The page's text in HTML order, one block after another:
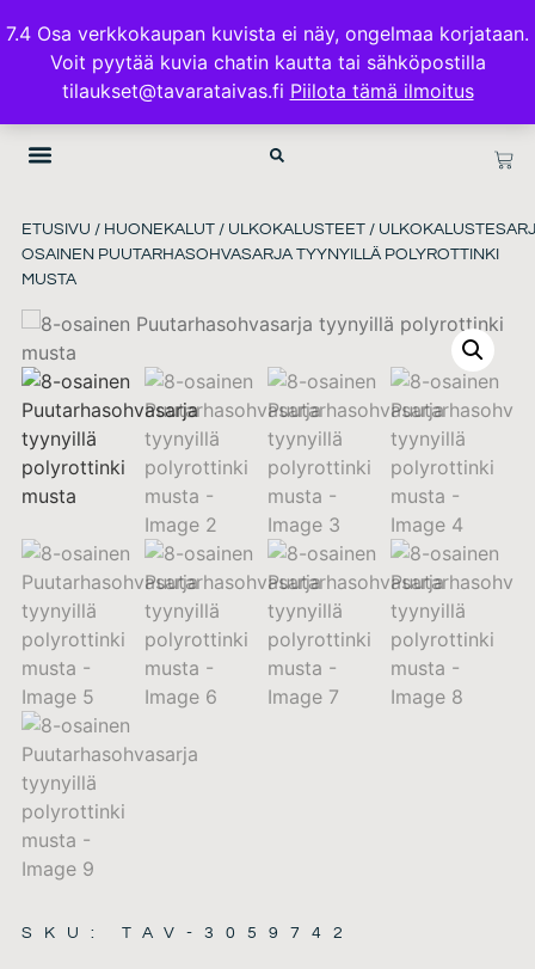
7.4 Osa verkkokaupan kuvista ei näy, ongelmaa korjataan.
Voit pyytää kuvia chatin kautta tai sähköpostilla
tilaukset@tavarataivas.fi Piilota tämä ilmoitus
ILMAINEN TOIMITUS 100€ TILAUKSISSA
TAVARATAIVAS.FI
ETUSIVU / HUONEKALUT/ ULKOKALUSTEET/
OSAINEN PUUTARHASOHVASARJA TYYNYILLÄ POLYROTTINKI
MUSTA
SKU: TAV-3059742